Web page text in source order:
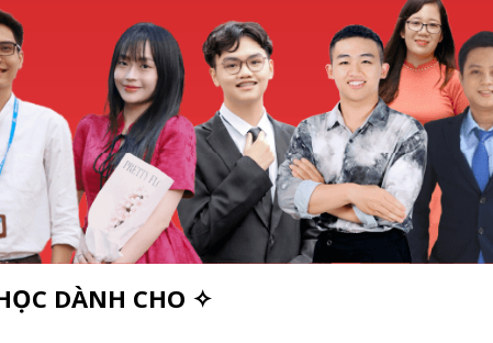
DÀNH CHO ✧